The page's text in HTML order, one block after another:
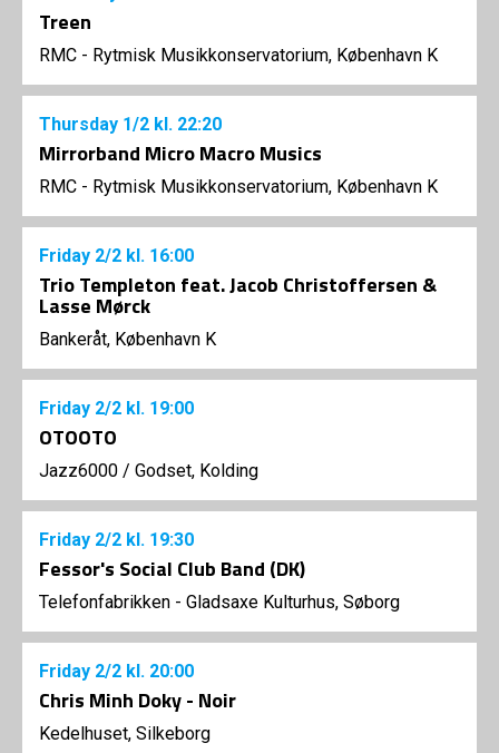
Treen
RMC - Rytmisk Musikkonservatorium, København K
Thursday 1/2 kl. 22:20
Mirrorband Micro Macro Musics
RMC - Rytmisk Musikkonservatorium, København K
Friday 2/2 kl. 16:00
Trio Templeton feat. Jacob Christoffersen &
Lasse Mørck
Bankeråt, København K
Friday 2/2 kl. 19:00
OTOOTO
Jazz6000 / Godset, Kolding
Friday 2/2 kl. 19:30
Fessor's Social Club Band (DK)
Telefonfabrikken - Gladsaxe Kulturhus, Søborg
Friday 2/2 kl. 20:00
Chris Minh Doky - Noir
Kedelhuset, Silkeborg